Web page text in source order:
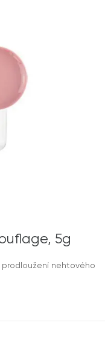
5g
prodloužení nehtového